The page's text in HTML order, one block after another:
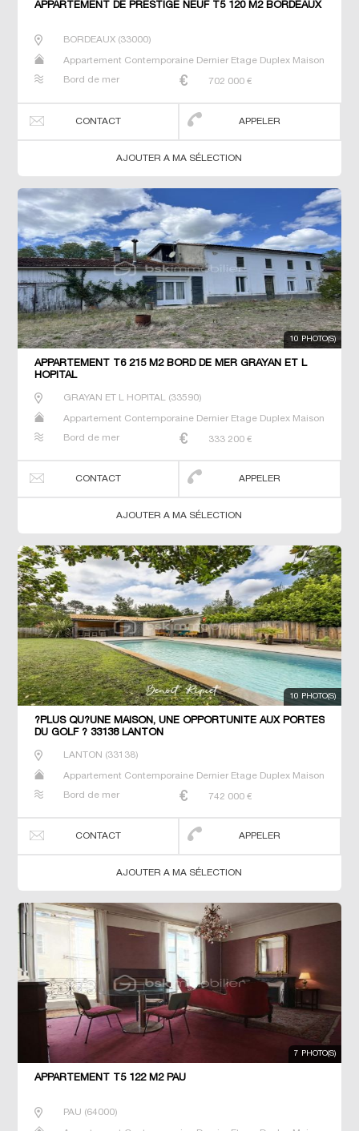
APPARTEMENT DE PRESTIGE NEUF T5 120 M2 BORDEAUX
BORDEAUX(33000)
Appartement Contemporaine Dernier Etage Duplex Maison
Bord de mer
702 000 €
CONTACT APPELER
AJOUTER A MA SÉLECTION
10 PHOTO(S)
APPARTEMENT T6 215 M2 BORD DE MER GRAYAN ET L
HOPITAL
GRAYAN ET L HOPITAL (33590)
Appartement Contemporaine Dernier Etage Duplex Maison
Bord de mer
333 200 €
CONTACT APPELER
AJOUTER A MA SÉLECTION
10 PHOTO(S)
?PLUS QU?UNE MAISON, UNE OPPORTUNITÉ AUX PORTES
DU GOLF ? 33138 LANTON
LANTON (33138)
Appartement Contemporaine Dernier Etage Duplex Maison
Bord de mer
742 000 €
CONTACT APPELER
AJOUTER A MA SÉLECTION
7 PHOTO(S)
APPARTEMENT T5 122 M2 PAU
PAU (64000)